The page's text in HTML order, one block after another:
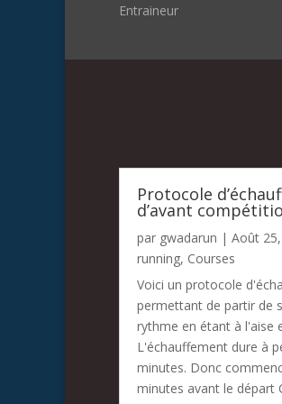
Entraineur
Protocole
d’avant
par gwadarun | Août
running, Courses
Voici un protocole
permettant de partir de
rythme en étant à l'aise
L'échauffement dure à
minutes. Donc
minutes avant le départ